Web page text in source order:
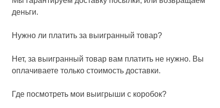
деньги.
Нужно ли платить за выигранный товар?
Нет, за выигранный товар вам платить не нужно. Вы
оплачиваете только стоимость доставки.
Где посмотреть мои выигрыши с коробок?